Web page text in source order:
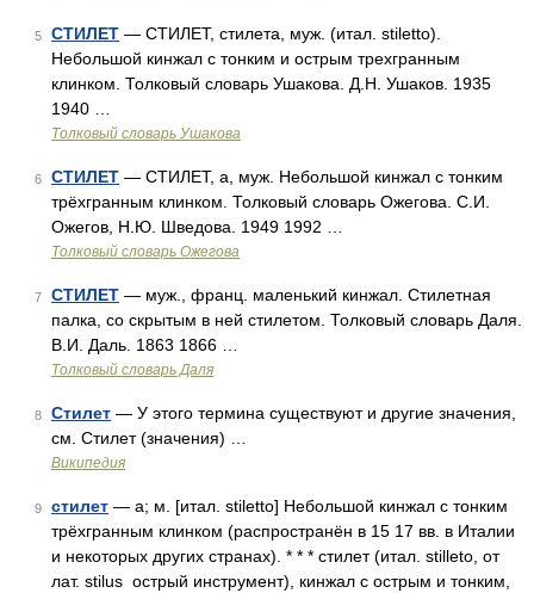
5 СТИЛЕТ — СТИЛЕТ, стилета, муж. (итал. stiletto).
Небольшой кинжал с тонким и острым трехгранным
клинком. Толковый словарь Ушакова. Д.Н. Ушаков. 1935
1940 …
Толковый словарь Ушакова
6 СТИЛЕТ — СТИЛЕТ, а, муж. Небольшой кинжал с тонким
трёхгранным клинком. Толковый словарь Ожегова. С.И.
Ожегов, Н.Ю. Шведова. 1949 1992 …
Толковый словарь Ожегова
7 СТИЛЕТ — муж., франц. маленький кинжал. Стилетная
палка, со скрытым в ней стилетом. Толковый словарь Даля.
В.И. Даль. 1863 1866 …
Толковый словарь Даля
8 Стилет — У этого термина существуют и другие значения,
см. Стилет (значения) …
Википедия
9 стилет — а; м. [итал. stiletto] Небольшой кинжал с тонким
трёхгранным клинком (распространён в 15 17 вв. в Италии
и некоторых других странах). * * * стилет (итал. stilleto, от
лат. stilus острый инструмент), кинжал с острым и тонким,